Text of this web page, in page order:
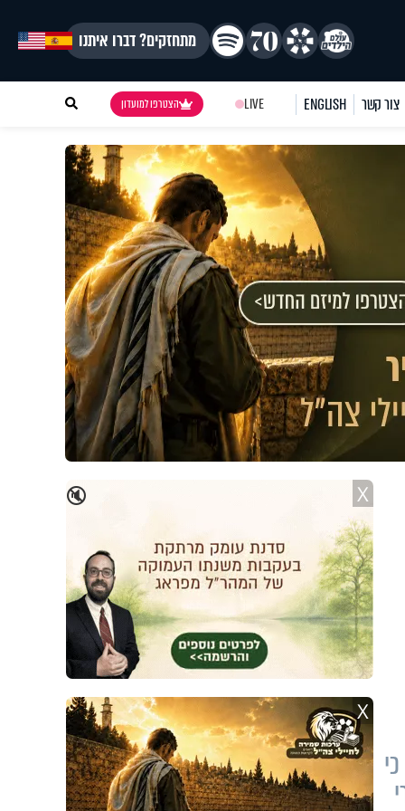
מתחזקים? דברו איתנו
צור קשר ENGLISH
LIVE הצטרפו למועדון
🔇 X
X